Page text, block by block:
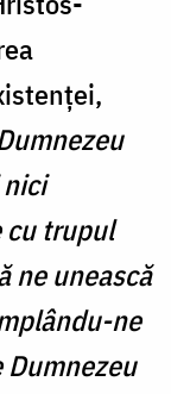
cu trupul
ne unească
ne
Dumnezeu